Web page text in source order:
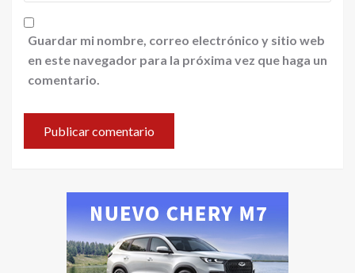
Guardar mi nombre, correo electrónico y sitio web
en este navegador para la próxima vez que haga un
comentario.